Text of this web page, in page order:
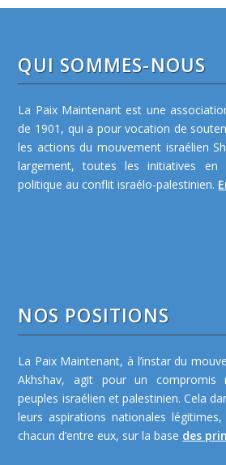
QUI SOMMES-NOUS
La Paix Maintenant est une
de 1901, qui a pour vocation de
les actions du mouvement israélien
largement, toutes les initiatives en
politique au conflit israélo-palestinien.
NOS POSITIONS
La Paix Maintenant, à l’instar du
Akhshav, agit pour un compromis
peuples israélien et palestinien. Cela
leurs aspirations nationales
chacun d’entre eux, sur la base des